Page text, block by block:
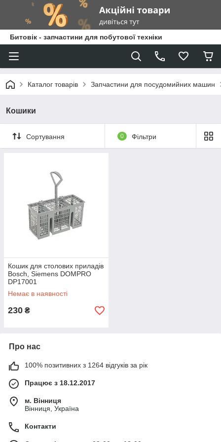
Битовік - запчастини для побутової техніки
Каталог товарів Запчастини для посудомийних машин
Кошики
Сортування 0 Фільтри
Кошик для столових приладів
Bosch, Siemens DOMPRO
DP17001
Немає в наявності
230 ₴
Про нас
100% позитивних з 1264 відгуків за рік
Працює з 18.12.2017
м. Вінниця
Вінниця, Україна
Контакти